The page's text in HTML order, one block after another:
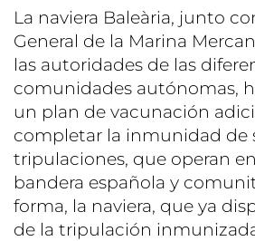
La naviera Baleària, junto
General de la Marina
las autoridades de las
comunidades autónomas,
un plan de vacunación
completar la inmunidad de
tripulaciones, que operan
bandera española y
forma, la naviera, que ya
de la tripulación